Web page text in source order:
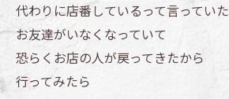
代わりに店番しているって言っていた
お友達がいなくなっていて
恐らくお店の人が戻ってきたから
行ってみたら